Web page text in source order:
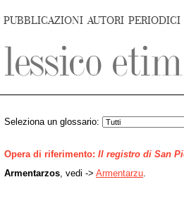
PUBBLICAZIONI AUTORI PERIODICI
Seleziona un glossario:
Opera di riferimento: Il registro di San
Armentarzos , vedi -> Armentarzu